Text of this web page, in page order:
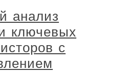
анализ
ключевых
с